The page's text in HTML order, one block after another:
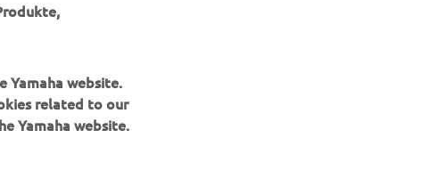
Lesen Sie unsere Datenschutzrichtlinie, um zu erfahren, wie wir
Yamaha website.
related to our
Yamaha website.